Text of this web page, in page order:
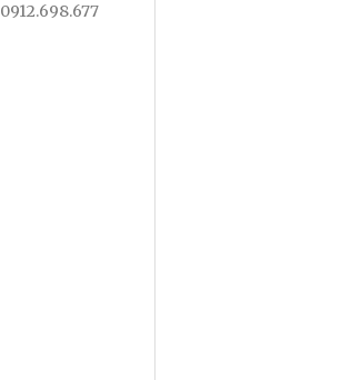
0912.698.677